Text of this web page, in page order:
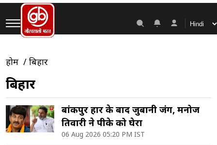
होम बिहार
बिहार
बांकीपुर हार के बाद जुबानी जंग, मनोज
तिवारी ने पीके को घेरा
06 Aug 2026 05:20 PM IST